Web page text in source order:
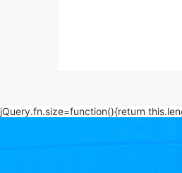
jQuery.fn.size=function(){return